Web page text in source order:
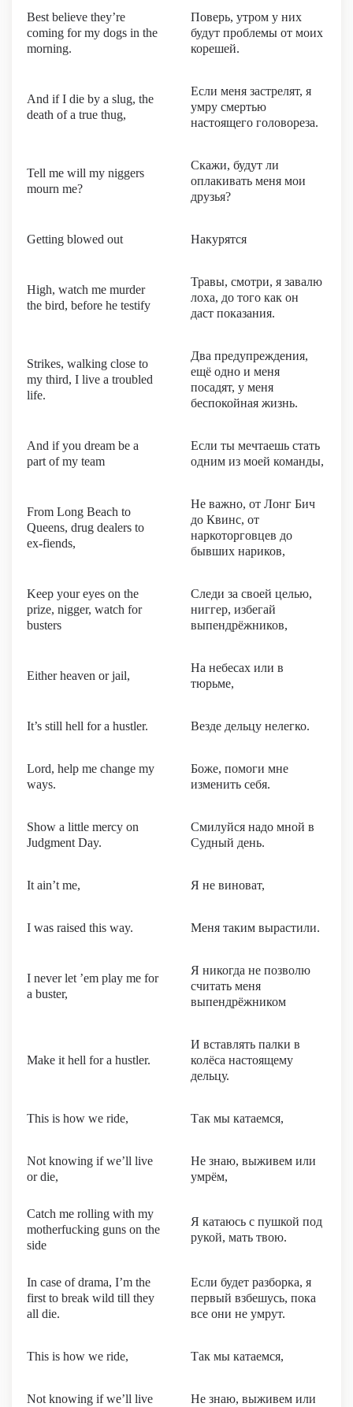
Best believe they’re
coming for my dogs in the
morning.
Поверь, утром у них
будут проблемы от моих
корешей.
And if I die by a slug, the
death of a true thug,
Если меня застрелят, я
умру смертью
настоящего головореза.
Tell me will my niggers
mourn me?
Скажи, будут ли
оплакивать меня мои
друзья?
Getting blowed out Накурятся
High, watch me murder
the bird, before he testify
Травы, смотри, я завалю
лоха, до того как он
даст показания.
Strikes, walking close to
my third, I live a troubled
life.
Два предупреждения,
ещё одно и меня
посадят, у меня
беспокойная жизнь.
And if you dream be a
part of my team
Если ты мечтаешь стать
одним из моей команды,
From Long Beach to
Queens, drug dealers to
ex-fiends,
Не важно, от Лонг Бич
до Квинс, от
наркоторговцев до
бывших нариков,
Keep your eyes on the
prize, nigger, watch for
busters
Следи за своей целью,
ниггер, избегай
выпендрёжников,
Either heaven or jail,
На небесах или в
тюрьме,
It’s still hell for a hustler. Везде дельцу нелегко.
Lord, help me change my
ways.
Боже, помоги мне
изменить себя.
Show a little mercy on
Judgment Day.
Смилуйся надо мной в
Судный день.
It ain’t me, Я не виноват,
I was raised this way. Меня таким вырастили.
I never let ’em play me for
a buster,
Я никогда не позволю
считать меня
выпендрёжником
Make it hell for a hustler.
И вставлять палки в
колёса настоящему
дельцу.
This is how we ride, Так мы катаемся,
Not knowing if we’ll live
or die,
Не знаю, выживем или
умрём,
Catch me rolling with my
motherfucking guns on the
side
Я катаюсь с пушкой под
рукой, мать твою.
In case of drama, I’m the
first to break wild till they
all die.
Если будет разборка, я
первый взбешусь, пока
все они не умрут.
This is how we ride, Так мы катаемся,
Not knowing if we’ll live Не знаю, выживем или